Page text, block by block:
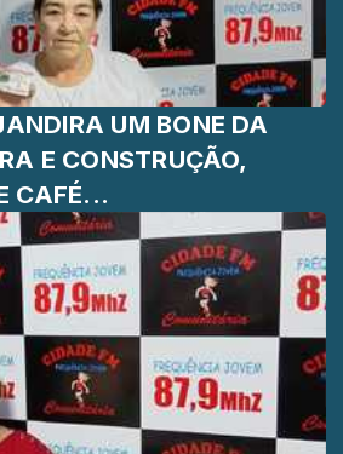
UM BONE DA
E CONSTRUÇÃO,
CAFÉ...